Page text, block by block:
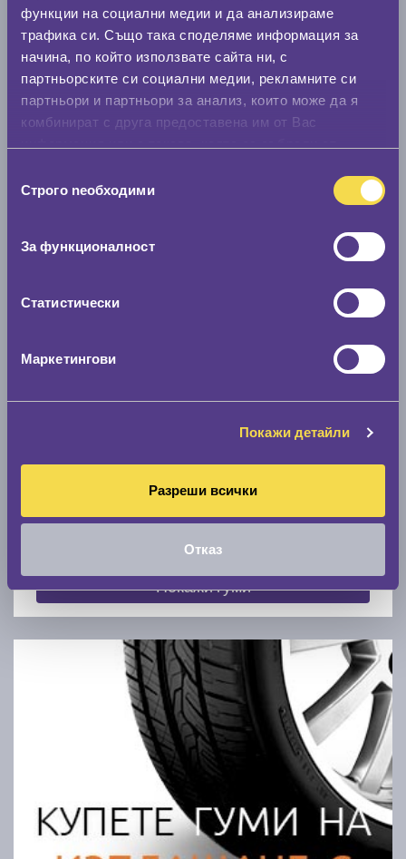
функции на социални медии и да анализираме
трафика си. Също така споделяме информация за
начина, по който използвате сайта ни, с
партньорските си социални медии, рекламните си
партньори и партньори за анализ, които може да я
комбинират с друга предоставена им от Вас
наСтрого nеобходими
За функционалност
Статистически
Маркетингови
Покажи детайли
Разреши всички
Отказ
Стар размер
Скоростомер при 100
По марка автомобил
Покажи гуми